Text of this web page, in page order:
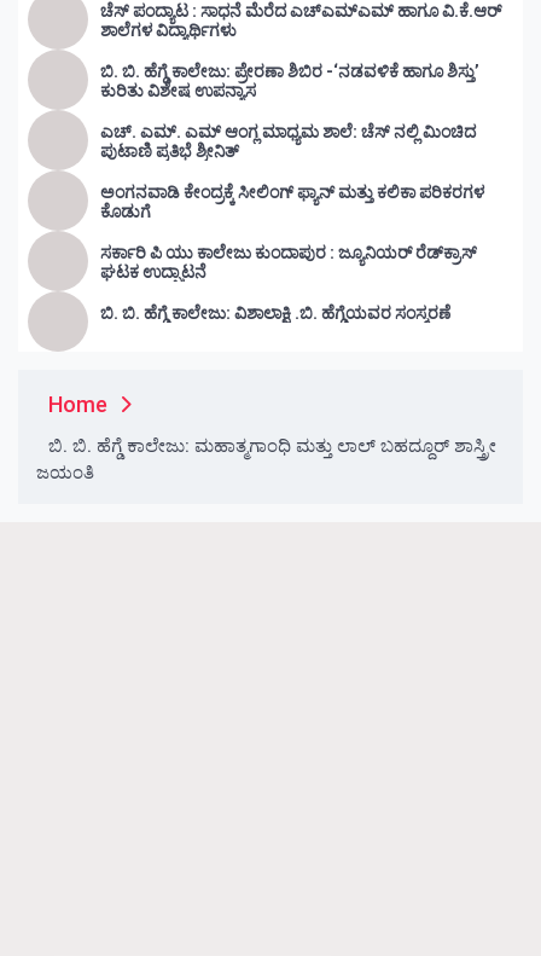
ಚೆಸ್ ಪಂದ್ಯಾಟ : ಸಾಧನೆ ಮೆರೆದ ಎಚ್ಎಮ್ಎಮ್ ಹಾಗೂ ವಿ.ಕೆ.ಆರ್
ಶಾಲೆಗಳ ವಿದ್ಯಾರ್ಥಿಗಳು
ಬಿ. ಬಿ. ಹೆಗ್ಡೆ ಕಾಲೇಜು: ಪ್ರೇರಣಾ ಶಿಬಿರ -‘ನಡವಳಿಕೆ ಹಾಗೂ ಶಿಸ್ತು’
ಕುರಿತು ವಿಶೇಷ ಉಪನ್ಯಾಸ
ಎಚ್. ಎಮ್. ಎಮ್ ಆಂಗ್ಲ ಮಾಧ್ಯಮ ಶಾಲೆ: ಚೆಸ್ ನಲ್ಲಿ ಮಿಂಚಿದ
ಪುಟಾಣಿ ಪ್ರತಿಭೆ ಶ್ರೀನಿತ್
ಅಂಗನವಾಡಿ ಕೇಂದ್ರಕ್ಕೆ ಸೀಲಿಂಗ್ ಫ್ಯಾನ್ ಮತ್ತು ಕಲಿಕಾ ಪರಿಕರಗಳ
ಕೊಡುಗೆ
ಸರ್ಕಾರಿ ಪಿ ಯು ಕಾಲೇಜು ಕುಂದಾಪುರ : ಜ್ಯೂನಿಯರ್‌ ರೆಡ್‌ಕ್ರಾಸ್‌
ಘಟಕ ಉದ್ಘಾಟನೆ
ಬಿ. ಬಿ. ಹೆಗ್ಡೆ ಕಾಲೇಜು: ವಿಶಾಲಾಕ್ಷಿ .ಬಿ. ಹೆಗ್ಡೆಯವರ ಸಂಸ್ಮರಣೆ
Home
ಬಿ. ಬಿ. ಹೆಗ್ಡೆ ಕಾಲೇಜು: ಮಹಾತ್ಮಗಾಂಧಿ ಮತ್ತು ಲಾಲ್ ಬಹದ್ದೂರ್ ಶಾಸ್ತ್ರೀ
ಜಯಂತಿ